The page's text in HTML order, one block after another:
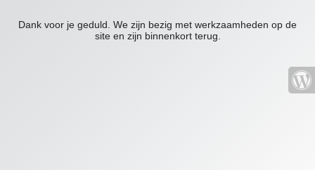
Dank voor je geduld. We zijn bezig met werkzaamheden op de
site en zijn binnenkort terug.